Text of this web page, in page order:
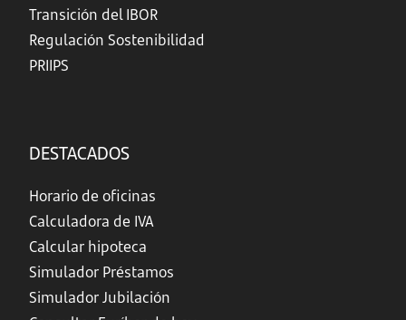
Transición del IBOR
Regulación Sostenibilidad
PRIIPS
DESTACADOS
Horario de oficinas
Calculadora de IVA
Calcular hipoteca
Simulador Préstamos
Simulador Jubilación